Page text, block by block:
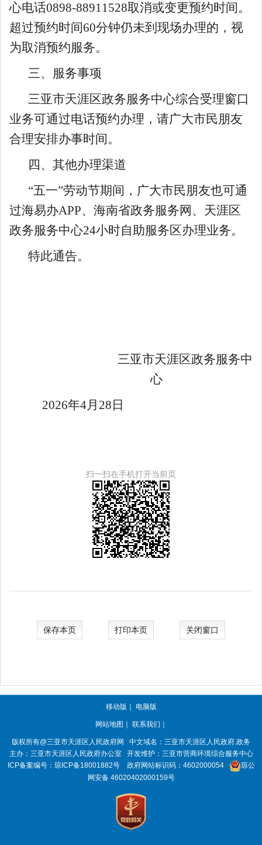
心电话0898-88911528取消或变更预约时间。
超过预约时间60分钟仍未到现场办理的，视
为取消预约服务。
三、服务事项
三亚市天涯区政务服务中心综合受理窗口
业务可通过电话预约办理，请广大市民朋友
合理安排办事时间。
四、其他办理渠道
“五一”劳动节期间，广大市民朋友也可通
过海易办APP、海南省政务服务网、天涯区
政务服务中心24小时自助服务区办理业务。
特此通告。
三亚市天涯区政务服务中
心
2026年4月 28 日
扫一扫在手机打开当前页
保存本页 打印本页 关闭窗口
移动版 电脑版
网站地图 联系我们
版权所有@三亚市天涯区人民政府网 中文域名： 三亚市天涯区人民政府.政务
主办：三亚市天涯区人民政府办公室
开发维护：三亚市营商环境综合服务中心
ICP备案编号： 琼ICP备18001882号 政府网站标识码： 4602000054
琼公
网安备 46020402000159号